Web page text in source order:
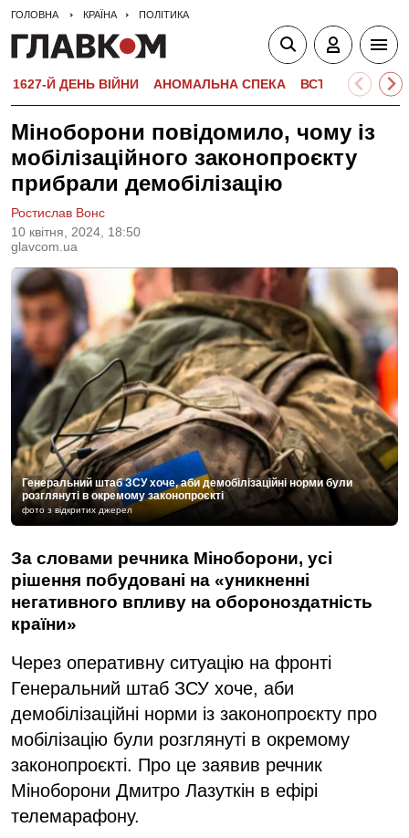
ГОЛОВНА КРАЇНА ПОЛІТИКА
1627-Й ДЕНЬ ВІЙНИ АНОМАЛЬНА СПЕКА ВСТУПНА
Міноборони повідомило, чому із
мобілізаційного законопроєкту
прибрали демобілізацію
10 квiтня, 2024, 18:50
glavcom.ua
Ростислав Вонс
Генеральний штаб ЗСУ хоче, аби демобілізаційні норми були
розглянуті в окремому законопроєкті
фото з відкритих джерел
За словами речника Міноборони, усі
рішення побудовані на «уникненні
негативного впливу на обороноздатність
країни»
Через оперативну ситуацію на фронті
Генеральний штаб ЗСУ хоче, аби
демобілізаційні норми із законопроєкту про
мобілізацію були розглянуті в окремому
законопроєкті. Про це заявив речник
Міноборони Дмитро Лазуткін в ефірі
телемарафону.